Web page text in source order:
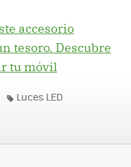
accesorio
tesoro. Descubre
tu móvil
Luces LED